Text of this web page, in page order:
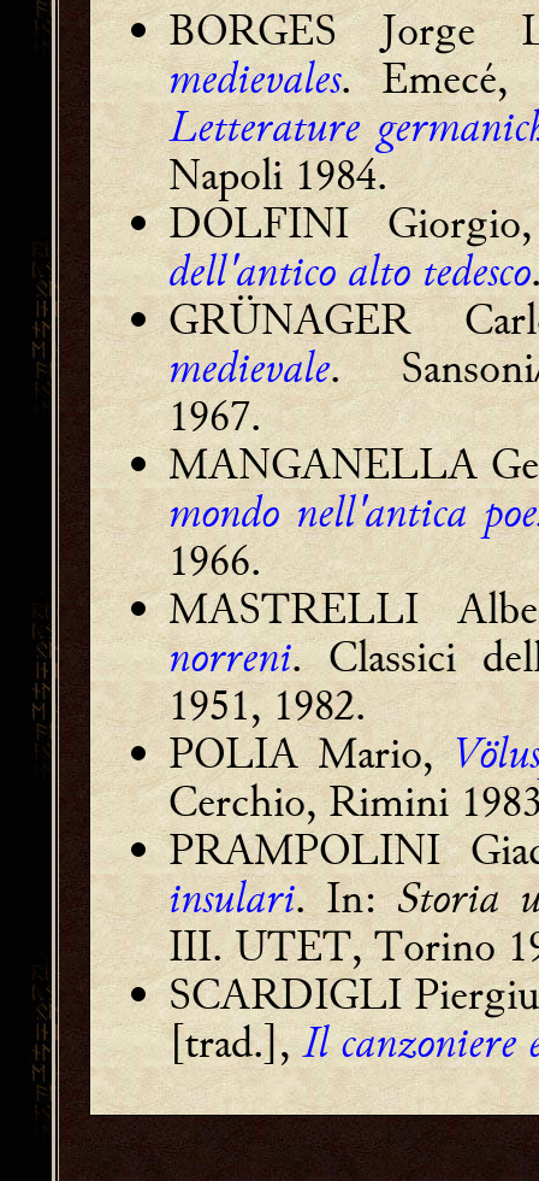
BORGES
medievales.
Letterature
Napoli 1984.
DOLFINI
dell'antico alto tedesco
GRÜNAGER
medievale.
1967.
MANGANELLA
mondo nell'antica
1966.
MASTRELLI
norreni. Classici
1951, 1982.
POLIA Mario,
Cerchio, Rimini
PRAMPOLINI
insulari. In:Storia
III. UTET, Torino
SCARDIGLI
[trad.],Il canzoniere